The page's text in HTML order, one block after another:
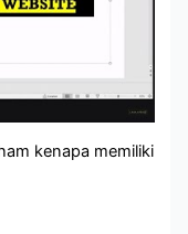
kenapa memiliki